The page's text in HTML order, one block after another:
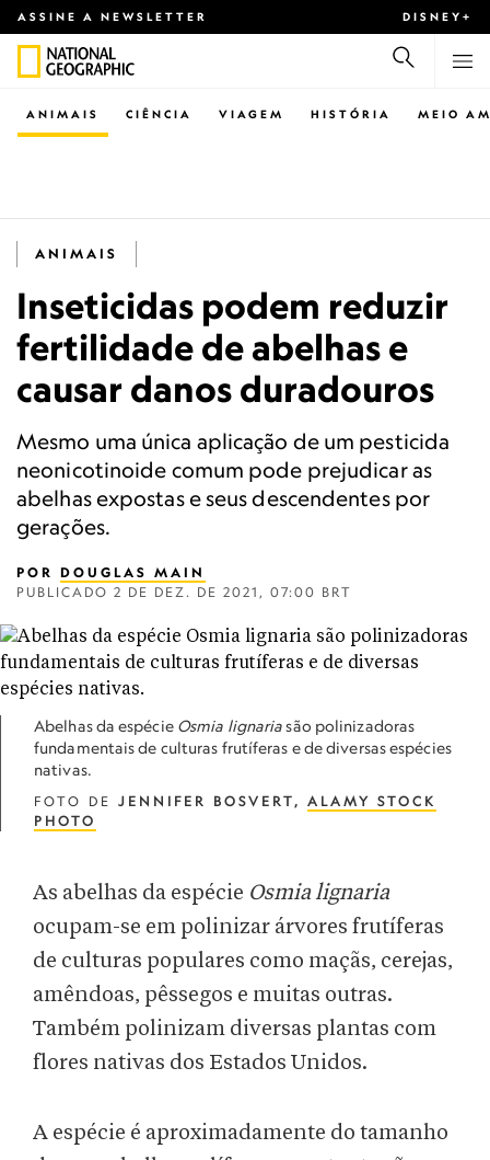
ASSINE A NEWSLETTER DISNEY+
CIÊNCIA VIAGEM
ANIMAIS HISTÓRIA MEIO
ANIMAIS
Inseticidas podem reduzir
fertilidade de abelhas e
causar danos duradouros
Mesmo uma única aplicação de um pesticida
neonicotinoide comum pode prejudicar as
abelhas expostas e seus descendentes por
gerações.
POR DOUGLAS MAIN
PUBLICADO 2 DE DEZ. DE 2021, 07:00 BRT
Abelhas da espécie Osmia lignariasão polinizadoras
fundamentais de culturas frutíferas e de diversas espécies
nativas.
FOTO DE JENNIFER BOSVERT, ALAMY STOCK
PHOTO
As abelhas da espécie Osmia lignaria
ocupam-se em polinizar árvores frutíferas
de culturas populares como maçãs, cerejas,
amêndoas, pêssegos e muitas outras.
Também polinizam diversas plantas com
flores nativas dos Estados Unidos.
A espécie é aproximadamente do tamanho